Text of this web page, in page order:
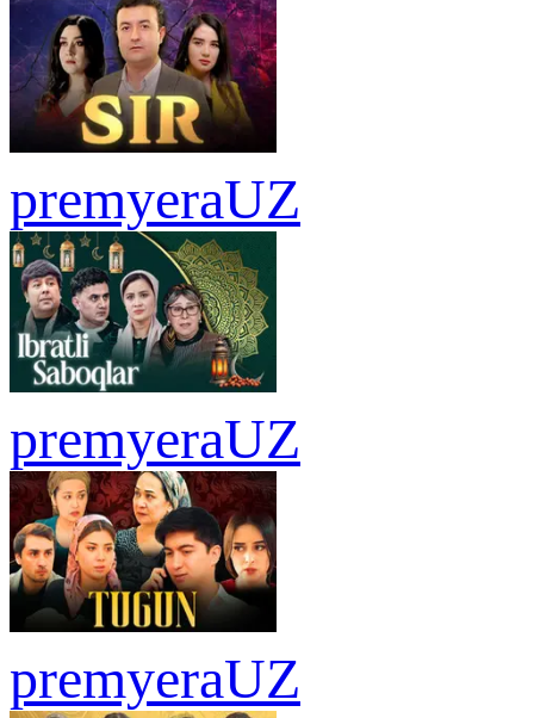
premyeraUZ
premyeraUZ
premyeraUZ